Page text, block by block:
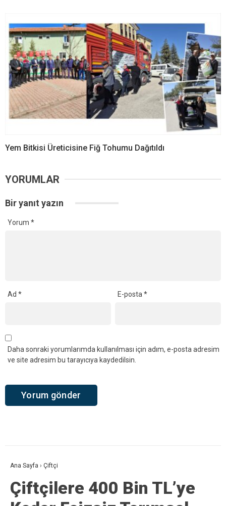
Yem Bitkisi Üreticisine Fiğ Tohumu Dağıtıldı
YORUMLAR
Bir yanıt yazın
Yorum *
Ad * E-posta*
Daha sonraki yorumlarımda kullanılması için adım, e-posta adresim
ve site adresim bu tarayıcıya kaydedilsin.
Ana Sayfa › Çiftçi
Çiftçilere 400 Bin TL’ye